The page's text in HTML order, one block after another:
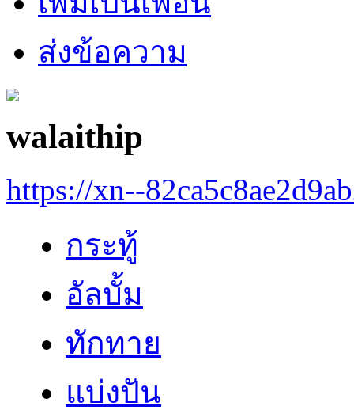
ส่งข้อความ
walaithip
https://xn--
กระทู้
อัลบั้ม
ทักทาย
แบ่งปัน